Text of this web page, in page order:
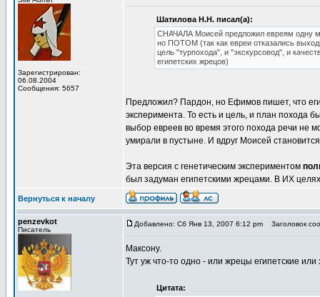
Зарегистрирован:
06.08.2004
Сообщения: 5657
Шатилова Н.Н. писал(а):
СНАЧАЛА Моисей предложил евреям одну
но ПОТОМ (так как евреи отказались
цель "турпохода", и "экскурсовод", и
египетских жрецов)
Предложил? Пардон, но Ефимов пишет, что
эксперимента. То есть и цель, и план похода
выбор евреев во время этого похода речи не
умирали в пустыне. И вдруг Моисей
Эта версия с генетическим экспериментом
был задуман египетскими жрецами. В ИХ
Вернуться к началу
penzevkot
Писатель
Добавлено: Сб Янв 13, 2007 6:12 pm Заголовок
Максону.
Тут уж что-то одно - или жрецы египетские
Цитата: